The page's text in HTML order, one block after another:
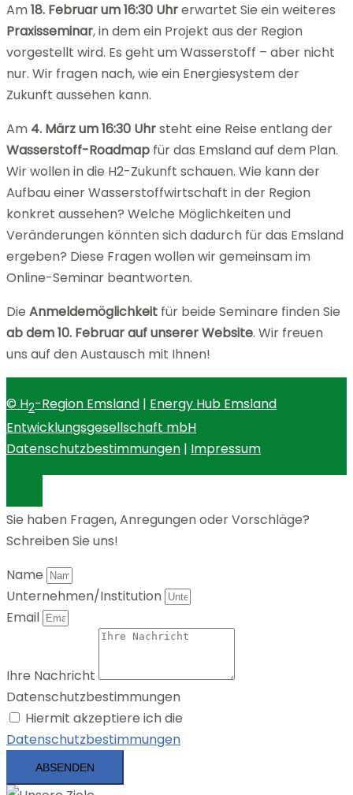
Am18. Februar um 16:30 Uhrerwartet Sie ein weiteres
Praxisseminar, in dem ein Projekt aus der Region
vorgestellt wird. Es geht um Wasserstoff – aber nicht
nur. Wir fragen nach, wie ein Energiesystem der
Zukunft aussehen kann.
Am 4. März um 16:30 Uhrsteht eine Reise entlang der
Wasserstoff-Roadmap für das Emsland auf dem Plan.
Wir wollen in die H2-Zukunft schauen. Wie kann der
Aufbau einer Wasserstoffwirtschaft in der Region
konkret aussehen? Welche Möglichkeiten und
Veränderungen könnten sich dadurch für das Emsland
ergeben? Diese Fragen wollen wir gemeinsam im
Online-Seminar beantworten.
Die Anmeldemöglichkeit für beide Seminare finden Sie
ab dem 10. Februar auf unserer Website. Wir freuen
uns auf den Austausch mit Ihnen!
© H2-Region Emsland | Energy Hub Emsland
Entwicklungsgesellschaft mbH
Datenschutzbestimmungen | Impressum
Sie haben Fragen, Anregungen oder Vorschläge?
Schreiben Sie uns!
Name
Unternehmen/Institution
Email
Ihre Nachricht
Datenschutzbestimmungen
Hiermit akzeptiere ich die
Datenschutzbestimmungen
ABSENDEN